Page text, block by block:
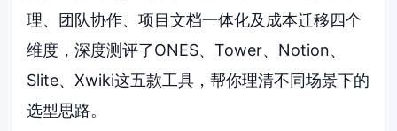
理、团队协作、项目文档一体化及成本迁移四个
维度，深度测评了ONES、Tower、Notion、
Slite、Xwiki这五款工具，帮你理清不同场景下的
选型思路。